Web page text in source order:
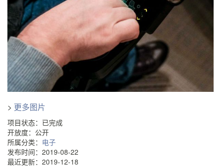
> 更多图片
项目状态：已完成
开放度：公开
所属分类： 电子
发布时间：2019-08-22
最近更新：2019-12-18